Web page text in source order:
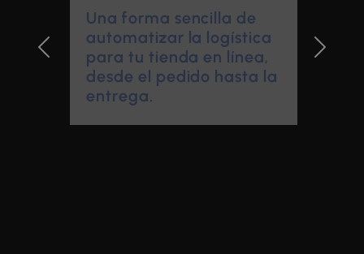
automatizar la logística
para tu tienda en línea,
desde el pedido hasta la
entrega.
Previous Slide Next